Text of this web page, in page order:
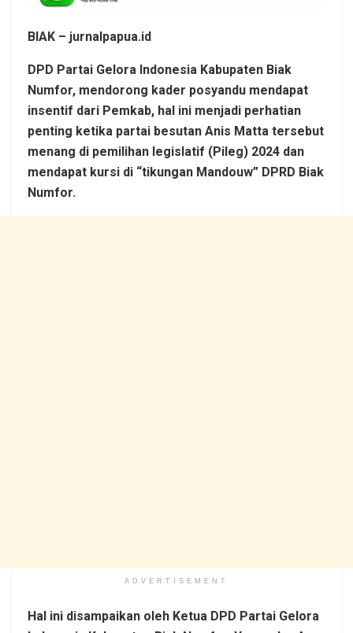
BIAK – jurnalpapua.id
DPD Partai Gelora Indonesia Kabupaten Biak
Numfor, mendorong kader posyandu mendapat
insentif dari Pemkab, hal ini menjadi perhatian
penting ketika partai besutan Anis Matta tersebut
menang di pemilihan legislatif (Pileg) 2024 dan
mendapat kursi di “tikungan Mandouw” DPRD Biak
Numfor.
ADVERTISEMENT
Hal ini disampaikan oleh Ketua DPD Partai Gelora